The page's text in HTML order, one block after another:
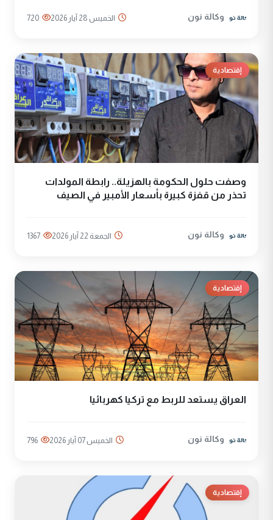
وكالة نون الخميس 28 آيار 2026 720
إقتصادية
وصفت حلول الحكومة بالهزيلة.. رابطة المولدات
تحذر من قفزة كبيرة بأسعار الأمبير في الصيف
وكالة نون الجمعة 22 آيار 2026 1367
إقتصادية
العراق يستعد للربط مع تركيا كهربائيا
وكالة نون الخميس 07 آيار 2026 796
إقتصادية